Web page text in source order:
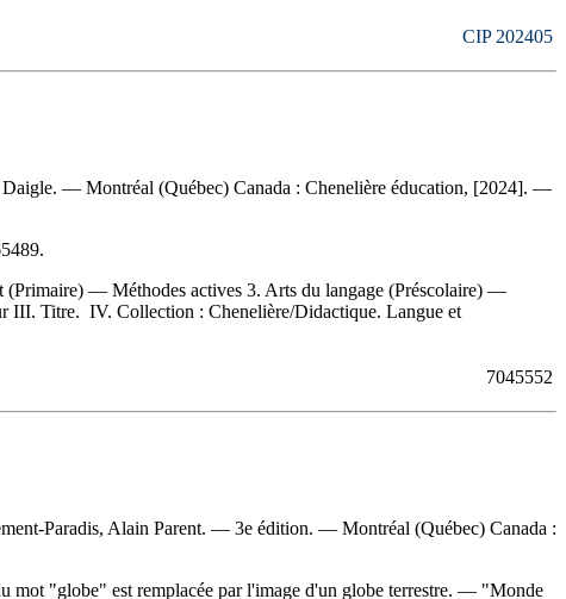
CIP 202405
— Montréal (Québec) Canada : Chenelière éducation, [2024]. —
.
— Méthodes actives 3. Arts du langage (Préscolaire) —
III. Titre. IV. Collection : Chenelière/Didactique. Langue et
7045552
Paradis, Alain Parent. — 3e édition. — Montréal (Québec) Canada :
mot "globe" est remplacée par l'image d'un globe terrestre. — "Monde